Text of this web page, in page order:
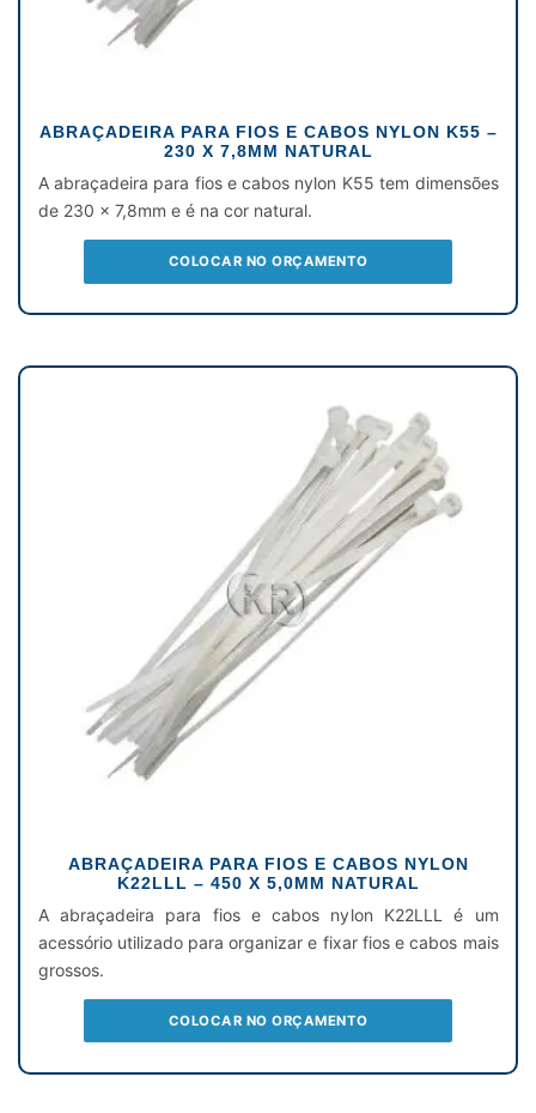
ABRAÇADEIRA PARA FIOS E CABOS NYLON K55 –
230 X 7,8MM NATURAL
A abraçadeira para fios e cabos nylon K55 tem dimensões
de 230 x 7,8mm e é na cor natural.
COLOCAR NO ORÇAMENTO
ABRAÇADEIRA PARA FIOS E CABOS NYLON
K22LLL – 450 X 5,0MM NATURAL
A abraçadeira para fios e cabos nylon K22LLL é um
acessório utilizado para organizar e fixar fios e cabos mais
grossos.
COLOCAR NO ORÇAMENTO